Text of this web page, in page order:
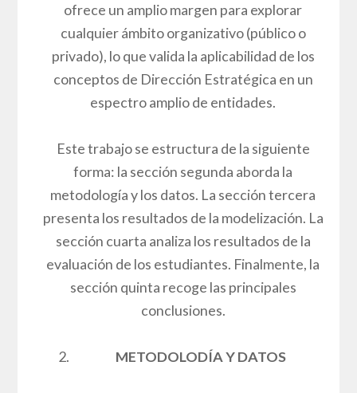
ofrece un amplio margen para explorar
cualquier ámbito organizativo (público o
privado), lo que valida la aplicabilidad de los
conceptos de Dirección Estratégica en un
espectro amplio de entidades.
Este trabajo se estructura de la siguiente
forma: la sección segunda aborda la
metodología y los datos. La sección tercera
presenta los resultados de la modelización. La
sección cuarta analiza los resultados de la
evaluación de los estudiantes. Finalmente, la
sección quinta recoge las principales
conclusiones.
METODOLODÍA Y DATOS